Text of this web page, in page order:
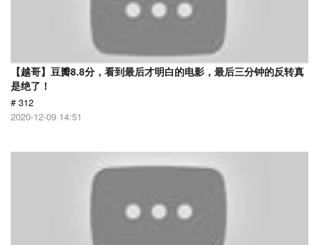
【越哥】豆瓣8.8分，看到最后才明白的电影，最后三分钟的反转真
是绝了！
# 312
2020-12-09 14:51